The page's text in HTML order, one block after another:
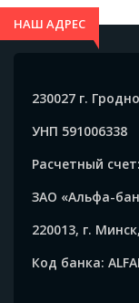
НАШ АДРЕС
230027 г.
УНП 591006338
Расчетный
ЗАО «Альфа-
220013, г.
Код банка: